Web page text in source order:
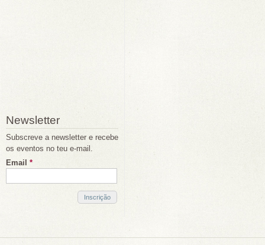
Newsletter
Subscreve a newsletter e recebe
os eventos no teu e-mail.
Email *